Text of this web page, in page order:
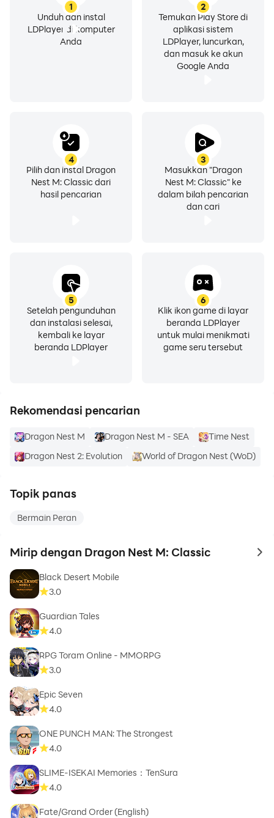
1
Unduh dan instal
LDPlayer di komputer
Anda
2
Temukan Play Store di
aplikasi sistem
LDPlayer, luncurkan,
dan masuk ke akun
Google Anda
3
Masukkan "Dragon
Nest M: Classic" ke
dalam bilah pencarian
dan cari
4
Pilih dan instal Dragon
Nest M: Classic dari
hasil pencarian
5
Setelah pengunduhan
dan instalasi selesai,
kembali ke layar
beranda LDPlayer
6
Klik ikon game di layar
beranda LDPlayer
untuk mulai menikmati
game seru tersebut
Rekomendasi pencarian
Dragon Nest M Dragon Nest M - SEA
Time Nest
Dragon Nest 2: Evolution
World of Dragon Nest (WoD)
Topik panas
Bermain Peran
Mirip dengan Dragon Nest M: Classic to
Black Desert Mobile
3.0
Guardian Tales
4.0
RPG Toram Online - MMORPG
3.0
Epic Seven
4.0
ONE PUNCH MAN: The Strongest
4.0
SLIME-ISEKAI Memories：TenSura
4.0
Fate/Grand Order (English)